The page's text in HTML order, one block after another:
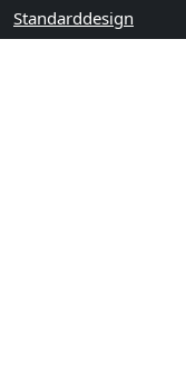
Standarddesign